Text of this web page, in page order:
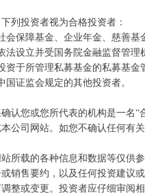
列投资者视为合格投资者：
会保障基金、企业年金、慈善基
法设立并受国务院金融监督管理
资于所管理私募基金的私募基金
国证监会规定的其他投资者。
认您或您所代表的机构是一名“
公司网站。如您不确认任何有关
所载的各种信息和数据等仅供
或销售要约，以及任何投资建议
整或变更。投资者应仔细审阅
基金编码：s28731
基金合同生效日：2015年4月13日
基金管理人名称：上海尚雅投资
基金托管人名称：国泰君安证券
特此公告。